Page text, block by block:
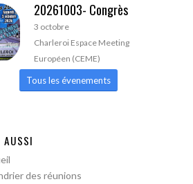
20261003- Congrès
3 octobre
Charleroi Espace Meeting
Européen (CEME)
Tous les évenements
AUSSI
des réunions